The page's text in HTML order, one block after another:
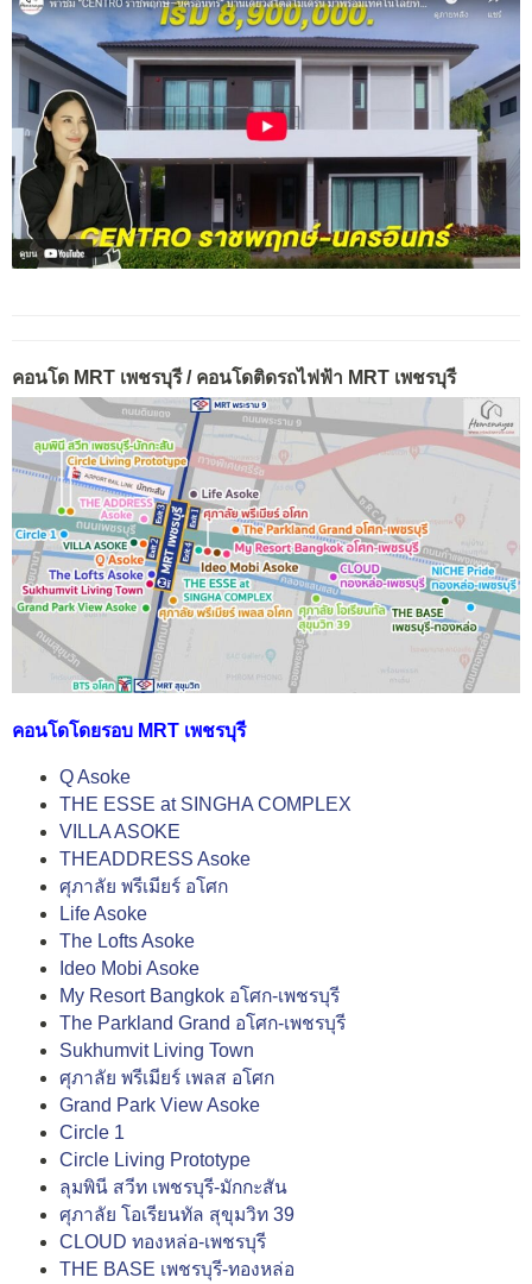
คอนโด MRT เพชรบุรี / คอนโดติดรถไฟฟ้า MRT เพชรบุรี
คอนโดโดยรอบ MRT เพชรบุรี
Q Asoke
THE ESSE at SINGHA COMPLEX
VILLA ASOKE
THEADDRESS Asoke
ศุภาลัย พรีเมียร์ อโศก
Life Asoke
The Lofts Asoke
Ideo Mobi Asoke
My Resort Bangkok อโศก-เพชรบุรี
The Parkland Grand อโศก-เพชรบุรี
Sukhumvit Living Town
ศุภาลัย พรีเมียร์ เพลส อโศก
Grand Park View Asoke
Circle 1
Circle Living Prototype
ลุมพินี สวีท เพชรบุรี-มักกะสัน
ศุภาลัย โอเรียนทัล สุขุมวิท 39
CLOUD ทองหล่อ-เพชรบุรี
THE BASE เพชรบุรี-ทองหล่อ